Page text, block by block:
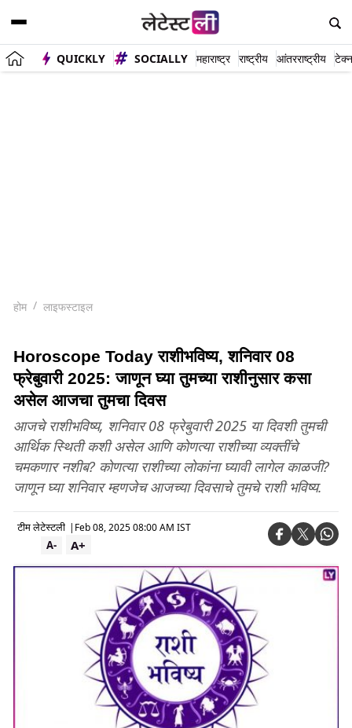
QUICKLY SOCIALLY महाराष्ट्र राष्ट्रीय आंतरराष्ट्रीय
होम लाइफस्टाइल
Horoscope Today राशीभविष्य, शनिवार 08
फ्रेबुवारी 2025: जाणून घ्या तुमच्या राशीनुसार कसा
असेल आजचा तुमचा दिवस
आजचे राशीभविष्य, शनिवार 08 फ्रेबुवारी 2025 या दिवशी तुमची
आर्थिक स्थिती कशी असेल आणि कोणत्या राशीच्या व्यक्तींचे
चमकणार नशीब? कोणत्या राशीच्या लोकांना घ्यावी लागेल काळजी?
जाणून घ्या शनिवार म्हणजेच आजच्या दिवसाचे तुमचे राशी भविष्य.
टीम लेटेस्टली | Feb 08, 2025 08:00 AM IST
A+
A-